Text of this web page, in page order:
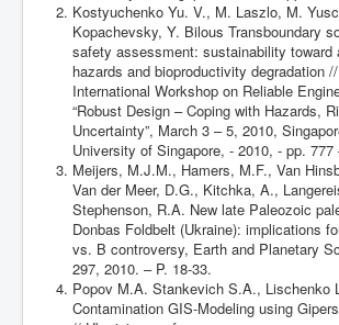
Kostyuchenko Yu. V., M. Laszlo, M.
Kopachevsky, Y. Bilous Transboundary
safety assessment: sustainability toward
hazards and bioproductivity degradation
International Workshop on Reliable
“Robust Design – Coping with Hazards,
Uncertainty”, March 3 – 5, 2010,
University of Singapore, - 2010, - pp. 777
Meijers, M.J.M., Hamers, M.F., Van
Van der Meer, D.G., Kitchka, A.,
Stephenson, R.A. New late Paleozoic
Donbas Foldbelt (Ukraine): implications
vs. B controversy, Earth and Planetary
297, 2010. – P. 18-33.
Popov M.A. Stankevich S.A., Lischenko
Contamination GIS-Modeling using